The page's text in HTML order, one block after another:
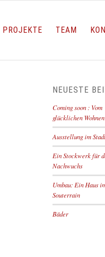
PROJEKTE TEAM
NEUESTE
Coming soon : Vom
glücklichen
Ausstellung im
Ein Stockwerk für
Nachwuchs
Umbau: Ein Haus
Souterrain
Bäder